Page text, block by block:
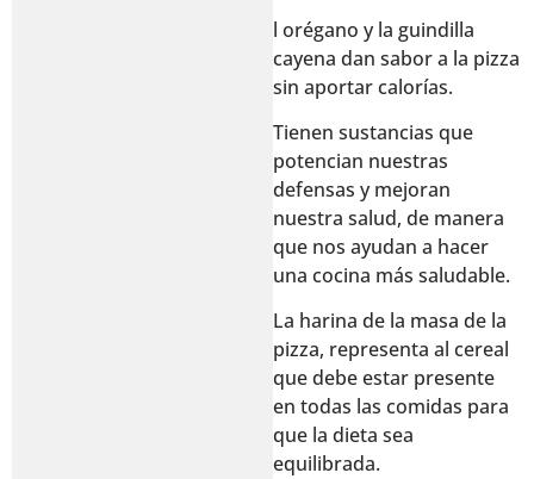
l orégano y la guindilla
cayena dan sabor a la pizza
sin aportar calorías.
Tienen sustancias que
potencian nuestras
defensas y mejoran
nuestra salud, de manera
que nos ayudan a hacer
una cocina más saludable.
La harina de la masa de la
pizza, representa al cereal
que debe estar presente
en todas las comidas para
que la dieta sea
equilibrada.